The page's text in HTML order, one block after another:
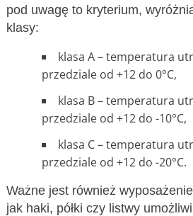
pod uwagę to kryterium,
klasy:
klasa A – temperatura
przedziale od +12 do 0°C,
klasa B – temperatura
przedziale od +12 do -10°C,
klasa C – temperatura
przedziale od +12 do -20°C.
Ważne jest również
jak haki, półki czy listwy